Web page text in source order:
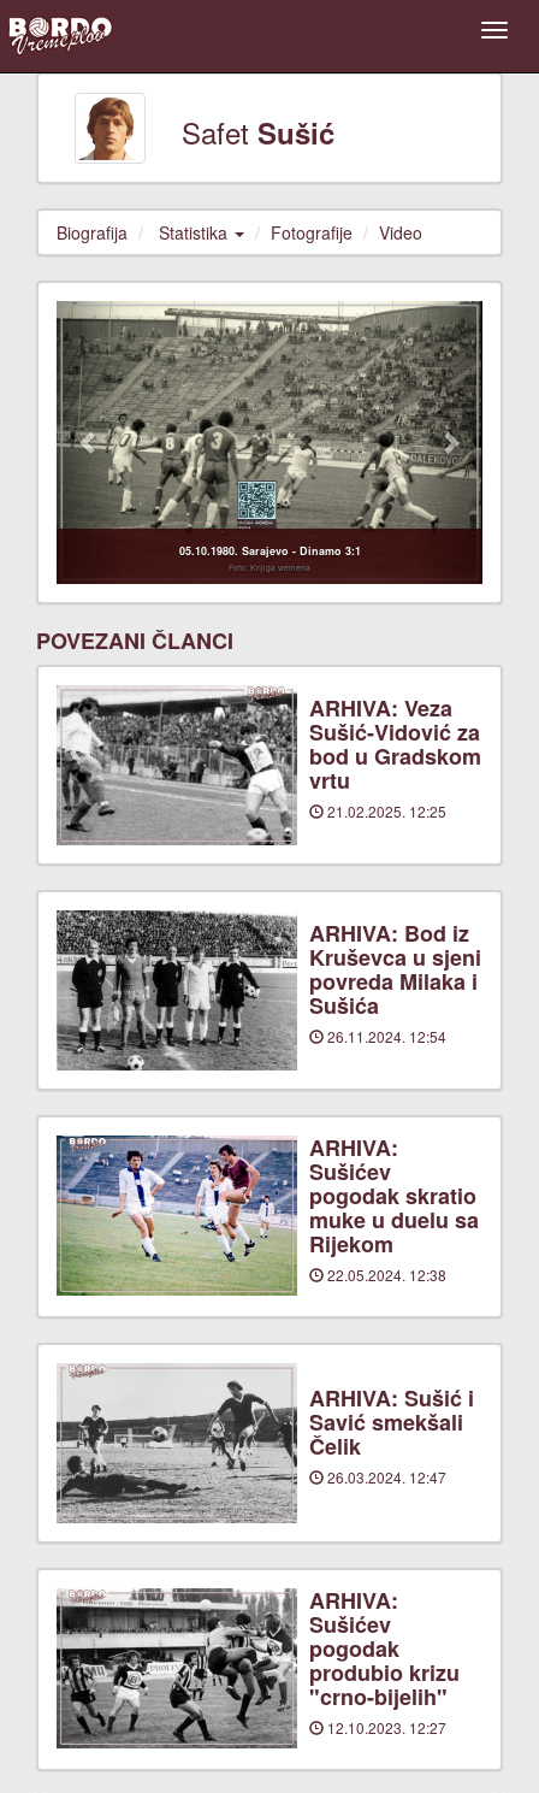
Safet Sušić
Biografija Statistika Fotografije Video
05.10.1980. Sarajevo - Dinamo 3:1
Foto: Knjiga vremena
Previous Next
POVEZANI ČLANCI
ARHIVA: Veza
Sušić-Vidović za
bod u Gradskom
vrtu
21.02.2025. 12:25
ARHIVA: Bod iz
Kruševca u sjeni
povreda Milaka i
Sušića
26.11.2024. 12:54
ARHIVA:
Sušićev
pogodak skratio
muke u duelu sa
Rijekom
22.05.2024. 12:38
ARHIVA: Sušić i
Savić smekšali
Čelik
26.03.2024. 12:47
ARHIVA:
Sušićev
pogodak
produbio krizu
"crno-bijelih"
12.10.2023. 12:27